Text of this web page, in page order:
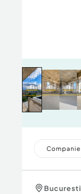
Companie
Bucuresti